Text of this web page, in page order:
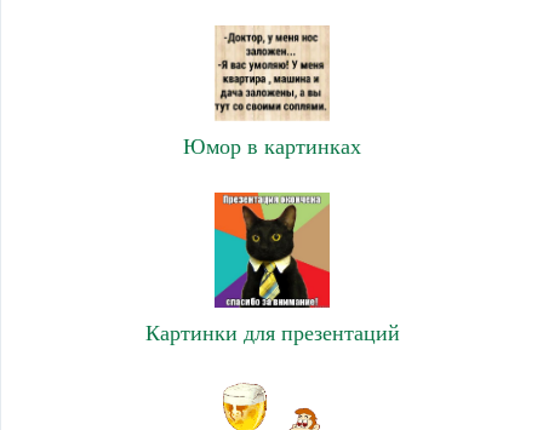
Юмор в картинках
Картинки для презентаций